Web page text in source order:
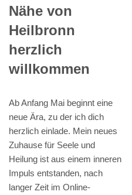
Nähe von
Heilbronn
herzlich
willkommen
Ab Anfang Mai beginnt eine
neue Ära, zu der ich dich
herzlich einlade. Mein neues
Zuhause für Seele und
Heilung ist aus einem inneren
Impuls entstanden, nach
langer Zeit im Online-